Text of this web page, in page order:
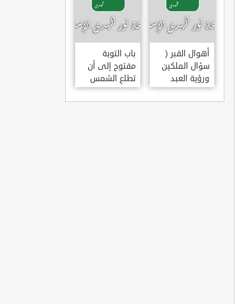
أهوال القبر (
سؤال الملكين
ورؤية العبد
مكانه )
باب التوبة
مفتوح إلى أن
تطلع الشمس
من مغربها